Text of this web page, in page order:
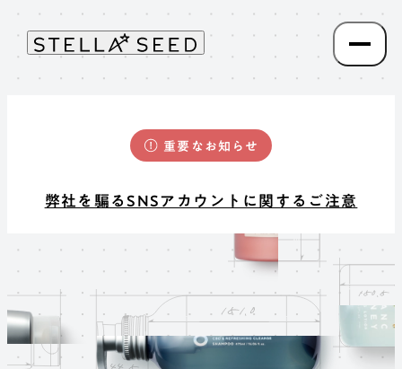
重要なお知らせ
弊社を騙るSNSアカウントに関するご注意